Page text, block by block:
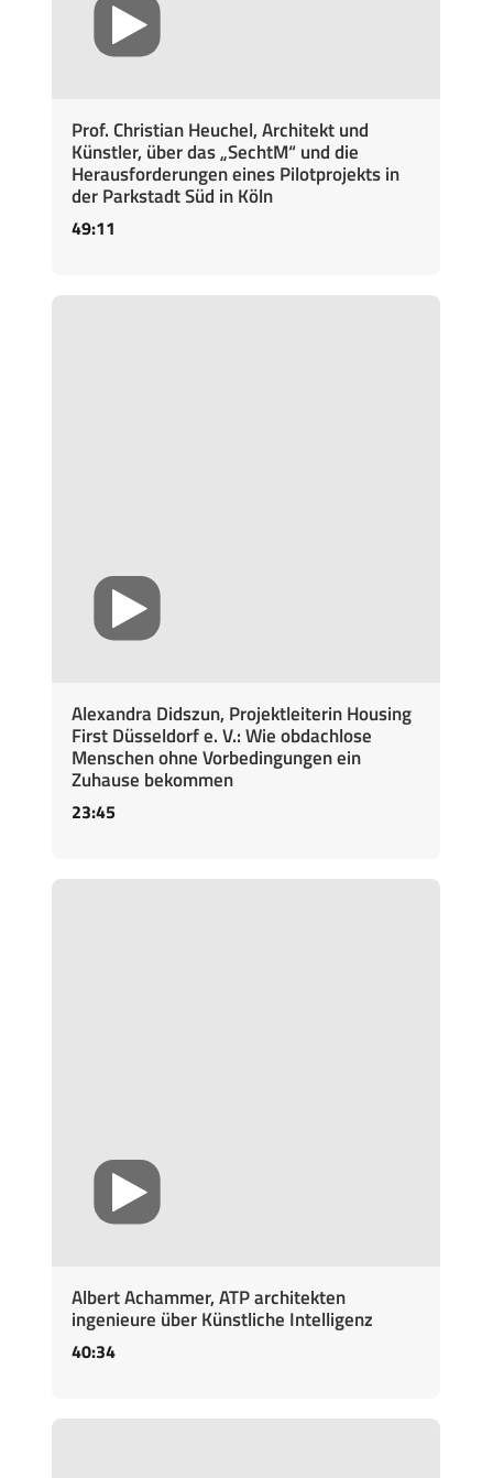
Prof. Christian Heuchel, Architekt und
Künstler, über das „SechtM“ und die
Herausforderungen eines Pilotprojekts in
der Parkstadt Süd in Köln
49:11
Alexandra Didszun, Projektleiterin Housing
First Düsseldorf e. V.: Wie obdachlose
Menschen ohne Vorbedingungen ein
Zuhause bekommen
23:45
Albert Achammer, ATP architekten
ingenieure über Künstliche Intelligenz
40:34